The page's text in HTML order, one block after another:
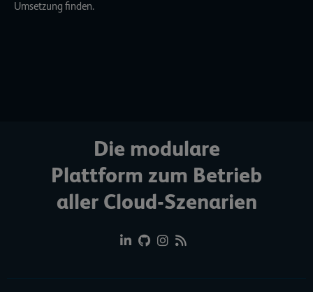
Umsetzung finden.
Die modulare
Plattform zum Betrieb
aller Cloud-Szenarien